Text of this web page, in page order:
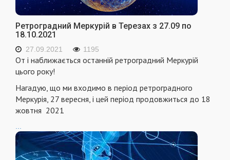
Ретроградний Меркурій в Терезах з 27.09 по
18.10.2021
27.09.2021 1195
От і наближається останній ретроградний Меркурій
цього року!
Нагадую, що ми входимо в період ретроградного
Меркурія, 27 вересня, і цей період продовжиться до 18
жовтня 2021
...